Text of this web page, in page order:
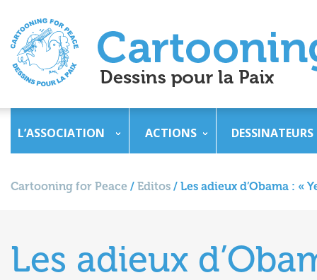
L’ASSOCIATION ACTIONS DESSINATEURS
Cartooning for Peace / Editos / Les adieux d’Obama : «
Les adieux